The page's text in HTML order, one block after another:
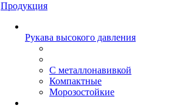
Продукция
Рукава высокого давления
С металлонавивкой
Компактные
Морозостойкие